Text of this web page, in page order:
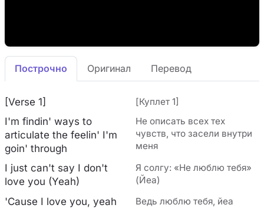
Построчно Оригинал Перевод
[Verse 1] [Куплет 1]
I'm findin' ways to
articulate the feelin' I'm
goin' through
Не описать всех тех
чувств, что засели внутри
меня
I just can't say I don't
love you (Yeah)
Я солгу: «Не люблю тебя»
(Йеа)
'Cause I love you, yeah Ведь люблю тебя, йеа